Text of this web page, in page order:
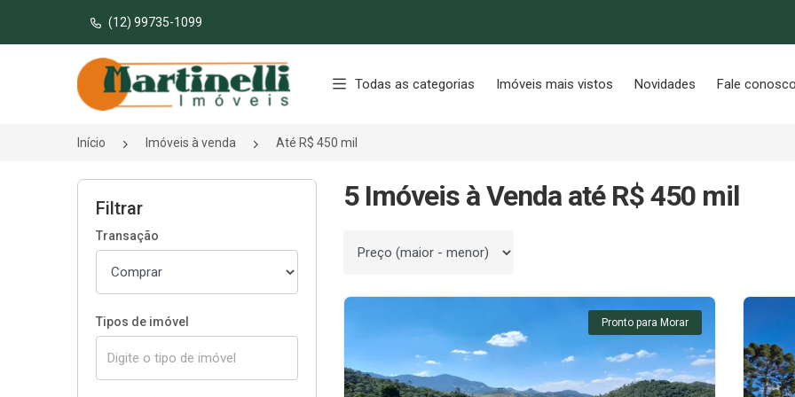
(12) 99735-1099
Página inicial
Todas as categorias Imóveis mais vistos Novidades Fale conosco
Início Imóveis à venda Até R$ 450 mil
Filtrar
Transação
Tipos de imóvel
5 Imóveis à Venda até R$ 450 mil
Ordenar por
Pronto para Morar